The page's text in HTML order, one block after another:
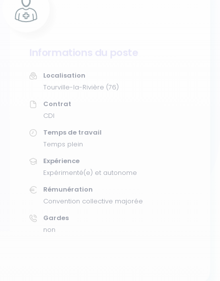
Informations du poste
Localisation
Tourville-la-Rivière (76)
Contrat
CDI
Temps de travail
Temps plein
Expérience
Expérimenté(e) et autonome
Rémunération
Convention collective majorée
Gardes
non